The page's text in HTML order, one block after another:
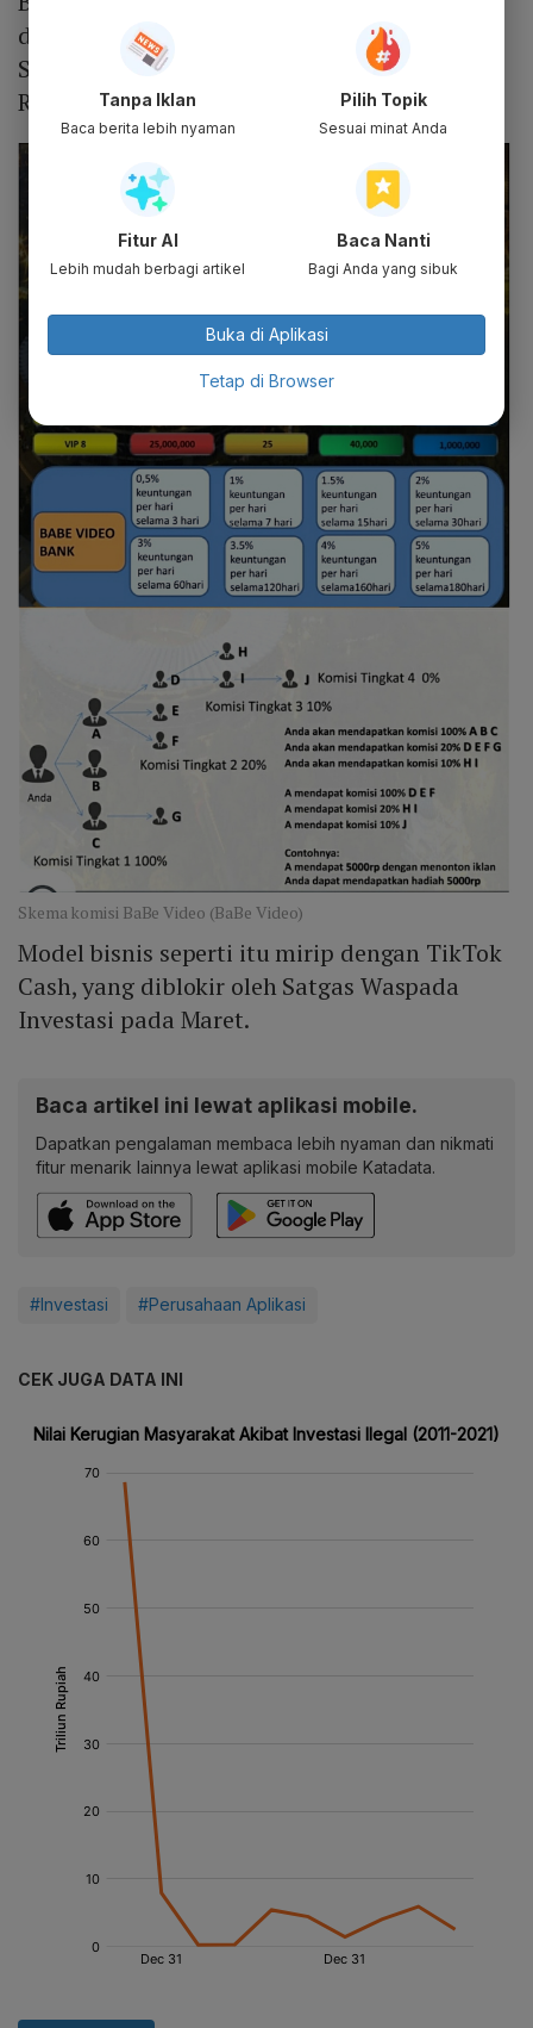
dengan banyaknya deposito yang diberikan.
Selain itu, terdapat skema penghargaan tim.
Rinciannya sebagai berikut:
Skema komisi BaBe Video (BaBe Video)
Model bisnis seperti itu mirip dengan TikTok
Cash, yang diblokir oleh Satgas Waspada
Investasi pada Maret.
Baca artikel ini lewat aplikasi mobile.
Dapatkan pengalaman membaca lebih nyaman dan nikmati
fitur menarik lainnya lewat aplikasi mobile Katadata.
#Investasi #Perusahaan Aplikasi
CEK JUGA DATA INI
Tanpa Iklan
Baca berita lebih nyaman
Pilih Topik
Sesuai minat Anda
Fitur AI
Lebih mudah berbagi artikel
Baca Nanti
Bagi Anda yang sibuk
Buka di Aplikasi
Tetap di Browser